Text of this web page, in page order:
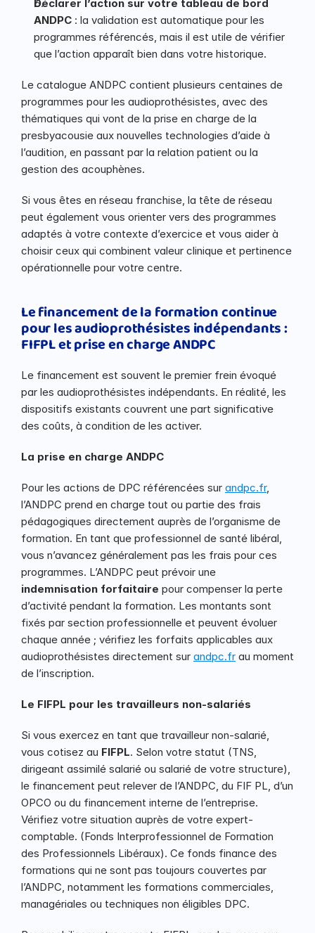
Déclarer l’action sur votre tableau de bord
ANDPC : la validation est automatique pour les
programmes référencés, mais il est utile de vérifier
que l’action apparaît bien dans votre historique.
Le catalogue ANDPC contient plusieurs centaines de
programmes pour les audioprothésistes, avec des
thématiques qui vont de la prise en charge de la
presbyacousie aux nouvelles technologies d’aide à
l’audition, en passant par la relation patient ou la
gestion des acouphènes.
Si vous êtes en réseau franchise, la tête de réseau
peut également vous orienter vers des programmes
adaptés à votre contexte d’exercice et vous aider à
choisir ceux qui combinent valeur clinique et pertinence
opérationnelle pour votre centre.
Le financement de la formation continue
pour les audioprothésistes indépendants :
FIFPL et prise en charge ANDPC
Le financement est souvent le premier frein évoqué
par les audioprothésistes indépendants. En réalité, les
dispositifs existants couvrent une part significative
des coûts, à condition de les activer.
La prise en charge ANDPC
Pour les actions de DPC référencées sur andpc.fr,
l’ANDPC prend en charge tout ou partie des frais
pédagogiques directement auprès de l’organisme de
formation. En tant que professionnel de santé libéral,
vous n’avancez généralement pas les frais pour ces
indemnisation forfaitaire pour compenser la perte
d’activité pendant la formation. Les montants sont
fixés par section professionnelle et peuvent évoluer
chaque année ; vérifiez les forfaits applicables aux
audioprothésistes directement sur andpc.fr au moment
de l’inscription.
Le FIFPL pour les travailleurs non-salariés
Si vous exercez en tant que travailleur non-salarié,
vous cotisez au FIFPL. Selon votre statut (TNS,
dirigeant assimilé salarié ou salarié de votre structure),
le financement peut relever de l’ANDPC, du FIF PL, d’un
OPCO ou du financement interne de l’entreprise.
Vérifiez votre situation auprès de votre expert-
comptable. (Fonds Interprofessionnel de Formation
des Professionnels Libéraux). Ce fonds finance des
formations qui ne sont pas toujours couvertes par
l’ANDPC, notamment les formations commerciales,
managériales ou techniques non éligibles DPC.